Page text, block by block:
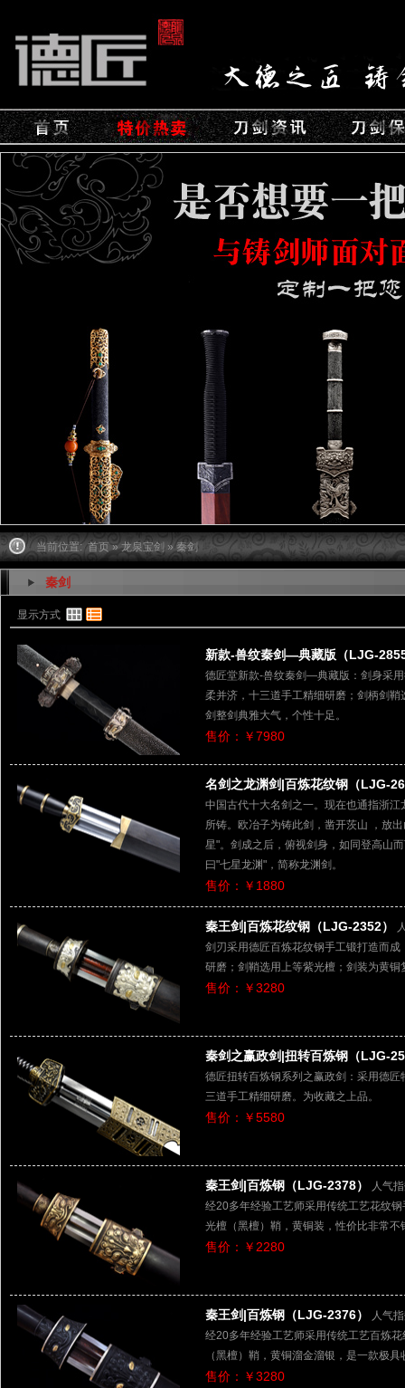
当前位置: 首页»龙泉宝剑 » 秦剑
秦剑
显示方式
新款-兽纹秦剑—典藏版（LJG-
德匠堂新款-兽纹秦剑—典藏版：剑身采
柔并济，十三道手工精细研磨；剑柄剑
剑整剑典雅大气，个性十足。
售价：￥7980
名剑之龙渊剑|百炼花纹钢（LJG-
中国古代十大名剑之一。现在也通指浙
所铸。欧冶子为铸此剑，凿开茨山 ，放
星"。剑成之后，俯视剑身，如同登高山
曰"七星龙渊"，简称龙渊剑。
售价：￥1880
秦王剑|百炼花纹钢（LJG-2352）
剑刃采用德匠百炼花纹钢手工锻打造而
研磨；剑鞘选用上等紫光檀；剑装为黄铜
售价：￥3280
秦剑之赢政剑|扭转百炼钢（LJG-
德匠扭转百炼钢系列之赢政剑：采用德
三道手工精细研磨。为收藏之上品。
售价：￥5580
秦王剑|百炼钢（LJG-2378）
人气
经20多年经验工艺师采用传统工艺花纹
光檀（黑檀）鞘，黄铜装，性价比非常不
售价：￥2280
秦王剑|百炼钢（LJG-2376）
人气
经20多年经验工艺师采用传统工艺百炼
（黑檀）鞘，黄铜溜金溜银，是一款极
售价：￥3280